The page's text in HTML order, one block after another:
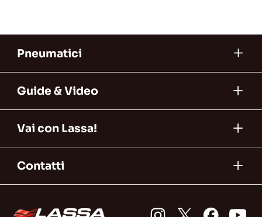
Pneumatici
Guide & Video
Vai con Lassa!
Contatti